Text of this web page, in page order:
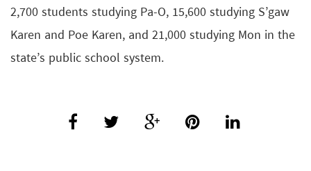
2,700 students studying Pa-O, 15,600 studying S’gaw
Karen and Poe Karen, and 21,000 studying Mon in the
state’s public school system.